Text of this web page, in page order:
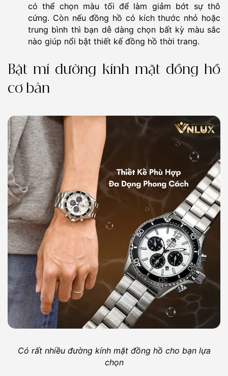
có thể chọn màu tối để làm giảm bớt sự thô
cứng. Còn nếu đồng hồ có kích thước nhỏ hoặc
trung bình thì bạn dễ dàng chọn bất kỳ màu sắc
nào giúp nổi bật thiết kế đồng hồ thời trang.
Bật mí đường kính mặt đồng hồ
cơ bản
Có rất nhiều đường kính mặt đồng hồ cho bạn lựa
chọn